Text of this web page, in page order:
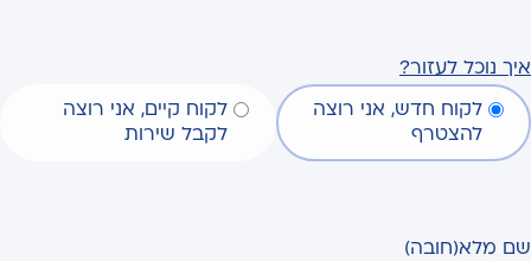
איך נוכל לעזור?
לקוח חדש, אני רוצה
להצטרף
לקוח קיים, אני רוצה
לקבל שירות
שם מלא(חובה)